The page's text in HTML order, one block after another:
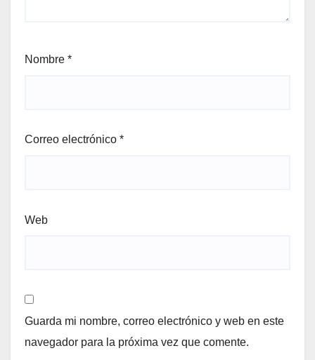
Nombre *
Correo electrónico *
Web
Guarda mi nombre, correo electrónico y web en este
navegador para la próxima vez que comente.